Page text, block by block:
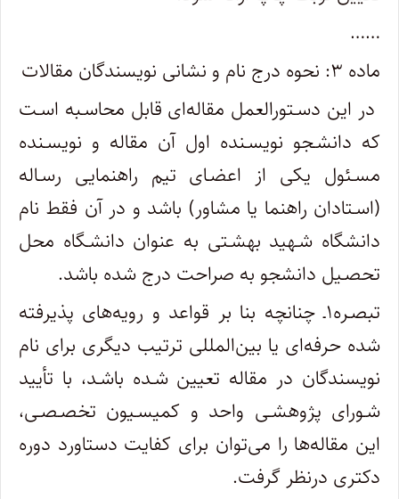
……
ماده ۳: نحوه درج نام و نشانی نویسندگان مقالات
در این دسـتورالعمل مقاله‌ای قابل محاسـبه اسـت
که دانشـجو نویسـنده اول آن مقاله و نویسـنده
مسـئول یکی از اعضـای تیم راهنمایی رسـاله
(اسـتادان راهنما یا مشاور) باشد و در آن فقط نام
دانشگاه شـهید بهشـتی به عنوان دانشـگاه محل
تحصـیل دانشجو به صراحت درج شده باشد.
تبصـره۱ـ چنانچه بنا بر قواعد و رویه‌های پذیرفته
شده حرفه‌ای یا بین‌المللی ترتیب دیگری برای نام
نویسندگان در مقاله تعیین شـده باشـد، با تأیید
شـورای پژوهشـی واحد و کمیسـیون تخصـصـی،
این مقاله‌ها را می‌توان برای کفایت دستاورد دوره
دکتری درنظر گرفت.